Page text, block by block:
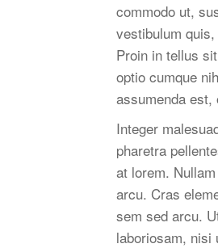
commodo ut,
vestibulum
Proin in tellus
optio cumque
assumenda est,
Integer
pharetra
at lorem.
arcu. Cras
sem sed arcu.
laboriosam, nisi